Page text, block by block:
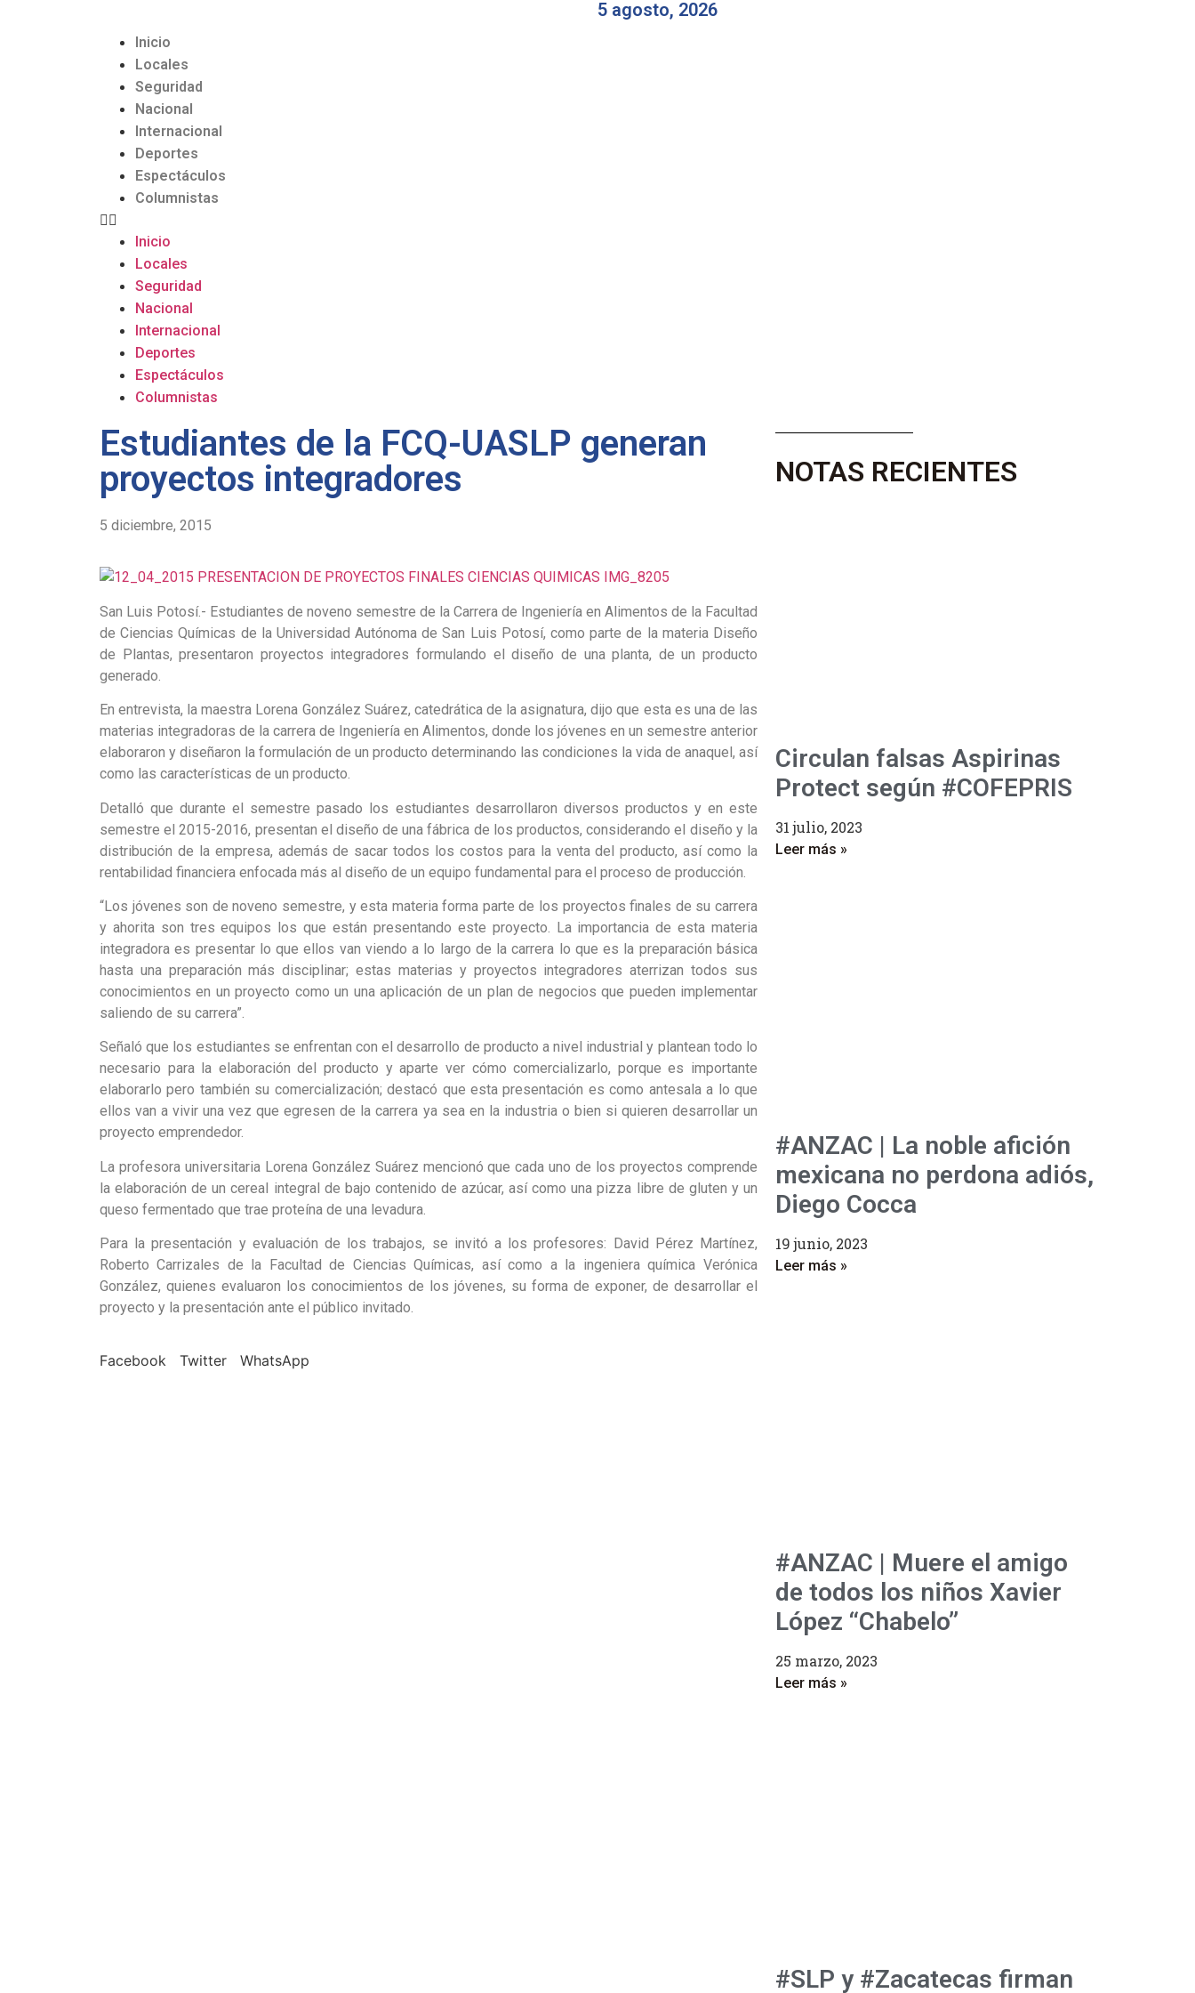
5 agosto, 2026
Inicio
Locales
Seguridad
Nacional
Internacional
Deportes
Espectáculos
Columnistas
Inicio
Locales
Seguridad
Nacional
Internacional
Deportes
Espectáculos
Columnistas
Estudiantes de la FCQ-UASLP generan
proyectos integradores
5 diciembre, 2015
San Luis Potosí.- Estudiantes de noveno semestre de la Carrera de Ingeniería en Alimentos de la Facultad
de Ciencias Químicas de la Universidad Autónoma de San Luis Potosí, como parte de la materia Diseño
de Plantas, presentaron proyectos integradores formulando el diseño de una planta, de un producto
generado.
En entrevista, la maestra Lorena González Suárez, catedrática de la asignatura, dijo que esta es una de las
materias integradoras de la carrera de Ingeniería en Alimentos, donde los jóvenes en un semestre anterior
elaboraron y diseñaron la formulación de un producto determinando las condiciones la vida de anaquel, así
como las características de un producto.
Detalló que durante el semestre pasado los estudiantes desarrollaron diversos productos y en este
semestre el 2015-2016, presentan el diseño de una fábrica de los productos, considerando el diseño y la
distribución de la empresa, además de sacar todos los costos para la venta del producto, así como la
rentabilidad financiera enfocada más al diseño de un equipo fundamental para el proceso de producción.
“Los jóvenes son de noveno semestre, y esta materia forma parte de los proyectos finales de su carrera
y ahorita son tres equipos los que están presentando este proyecto. La importancia de esta materia
integradora es presentar lo que ellos van viendo a lo largo de la carrera lo que es la preparación básica
hasta una preparación más disciplinar; estas materias y proyectos integradores aterrizan todos sus
conocimientos en un proyecto como un una aplicación de un plan de negocios que pueden implementar
saliendo de su carrera”.
Señaló que los estudiantes se enfrentan con el desarrollo de producto a nivel industrial y plantean todo lo
necesario para la elaboración del producto y aparte ver cómo comercializarlo, porque es importante
elaborarlo pero también su comercialización; destacó que esta presentación es como antesala a lo que
ellos van a vivir una vez que egresen de la carrera ya sea en la industria o bien si quieren desarrollar un
proyecto emprendedor.
La profesora universitaria Lorena González Suárez mencionó que cada uno de los proyectos comprende
la elaboración de un cereal integral de bajo contenido de azúcar, así como una pizza libre de gluten y un
queso fermentado que trae proteína de una levadura.
Para la presentación y evaluación de los trabajos, se invitó a los profesores: David Pérez Martínez,
Roberto Carrizales de la Facultad de Ciencias Químicas, así como a la ingeniera química Verónica
González, quienes evaluaron los conocimientos de los jóvenes, su forma de exponer, de desarrollar el
proyecto y la presentación ante el público invitado.
Facebook Twitter WhatsApp
NOTAS RECIENTES
Circulan falsas Aspirinas
Protect según #COFEPRIS
31 julio, 2023
Leer más »
#ANZAC | La noble afición
mexicana no perdona adiós,
Diego Cocca
19 junio, 2023
Leer más »
#ANZAC | Muere el amigo
de todos los niños Xavier
López “Chabelo”
25 marzo, 2023
Leer más »
#SLP y #Zacatecas firman